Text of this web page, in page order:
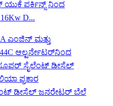
ಯುಕೆ ಪರ್ಕಿನ್ಸ್ ನಿಂದ
D...
ಡೀಸೆಲ್ ಜನರೇಟರ್ ಬೆಲೆ